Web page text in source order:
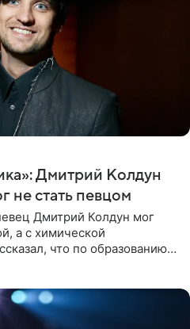
Дмитрий Колдун
не стать певцом
Дмитрий Колдун мог
а с химической
что по образованию